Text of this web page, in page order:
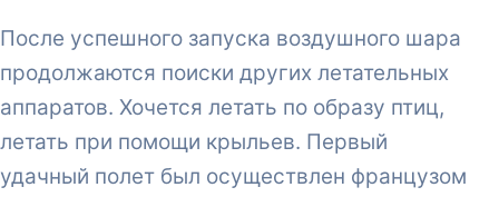
После успешного запуска воздушного шара
продолжаются поиски других летательных
аппаратов. Хочется летать по образу птиц,
летать при помощи крыльев. Первый
удачный полет был осуществлен французом